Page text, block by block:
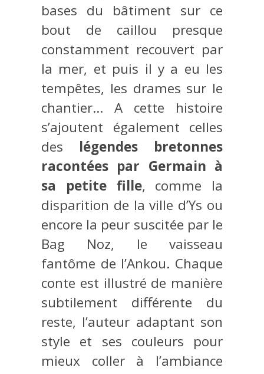
bases du bâtiment sur ce
bout de caillou presque
constamment recouvert par
la mer, et puis il y a eu les
tempêtes, les drames sur le
chantier… A cette histoire
s’ajoutent également celles
des légendes bretonnes
racontées par Germain à
sa petite fille, comme la
disparition de la ville d’Ys ou
encore la peur suscitée par le
Bag Noz, le vaisseau
fantôme de l’Ankou. Chaque
conte est illustré de manière
subtilement différente du
reste, l’auteur adaptant son
style et ses couleurs pour
mieux coller à l’ambiance